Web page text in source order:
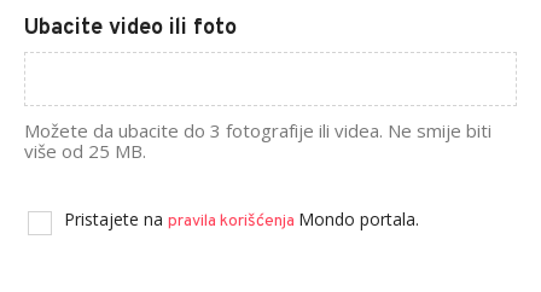
Ubacite video ili foto
Možete da ubacite do 3 fotografije ili videa. Ne smije biti
više od 25 MB.
Pristajete na pravila korišćenja Mondo portala.